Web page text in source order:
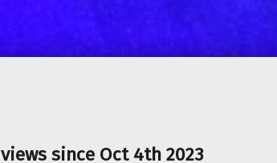
views since Oct 4th 2023